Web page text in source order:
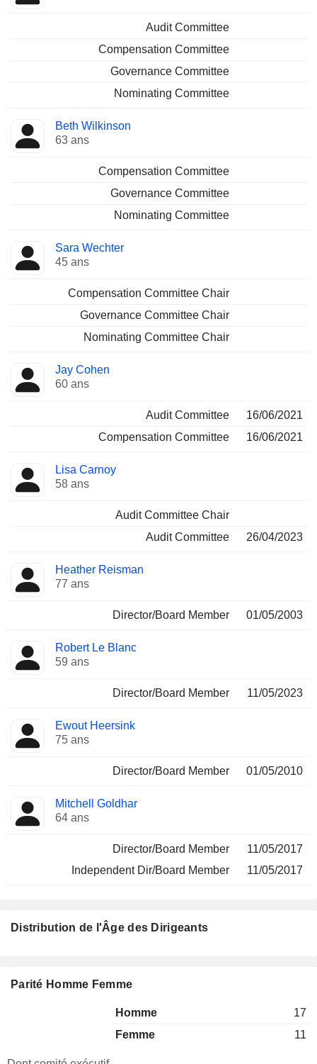
Audit Committee
Compensation Committee
Governance Committee
Nominating Committee
Beth Wilkinson
63 ans
Compensation Committee
Governance Committee
Nominating Committee
Sara Wechter
45 ans
Compensation Committee Chair
Governance Committee Chair
Nominating Committee Chair
Jay Cohen
60 ans
Audit Committee
16/06/2021
Compensation Committee
16/06/2021
Lisa Carnoy
58 ans
Audit Committee Chair
Audit Committee
26/04/2023
Heather Reisman
77 ans
Director/Board Member 01/05/2003
Robert Le Blanc
59 ans
Director/Board Member 11/05/2023
Ewout Heersink
75 ans
Director/Board Member 01/05/2010
Mitchell Goldhar
64 ans
Director/Board Member
11/05/2017
Independent Dir/Board Member
11/05/2017
Distribution de l'Âge des Dirigeants
Parité Homme Femme
Homme
17
Femme
11